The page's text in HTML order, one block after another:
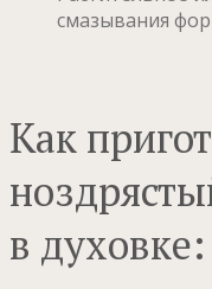
смазывания
Как
в духовке: